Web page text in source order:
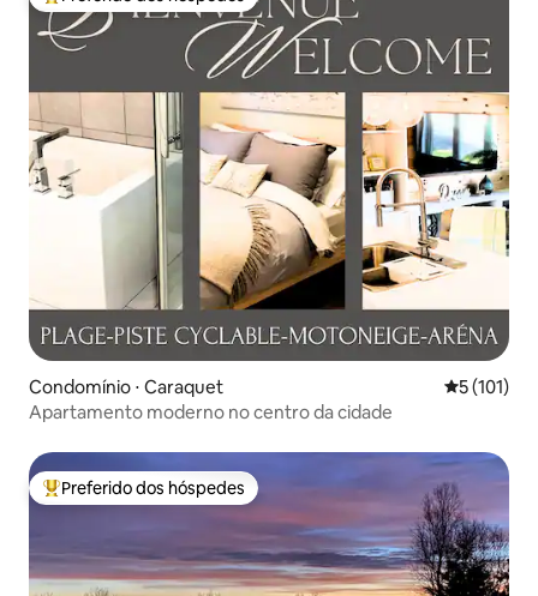
Entre os melhores preferidos dos hóspedes
Condomínio ⋅ Caraquet 5 de uma
5 (101)
Apartamento moderno no centro da cidade
Entre os melhores preferidos dos hóspedes
Preferido dos hóspedes